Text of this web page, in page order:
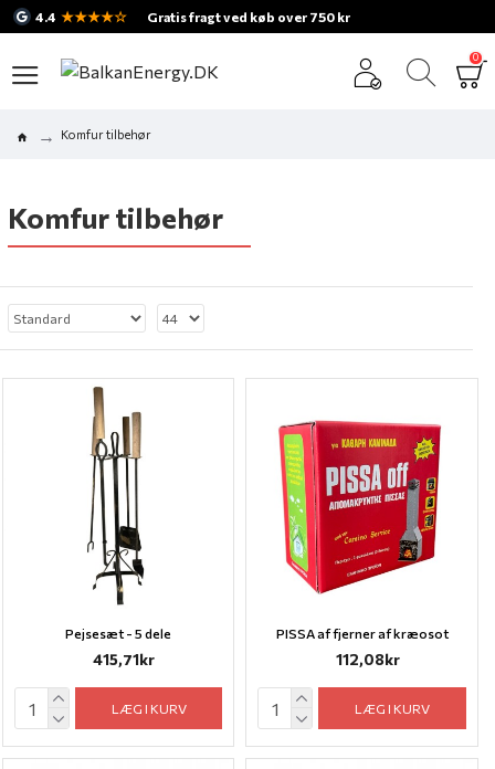
4.4 ★★★★☆ Gratis fragt ved køb over 750 kr
0
Komfur tilbehør
Komfur tilbehør
Pejsesæt - 5 dele
415,71kr
LÆG I KURV
PISSA af fjerner af kræosot
112,08kr
LÆG I KURV